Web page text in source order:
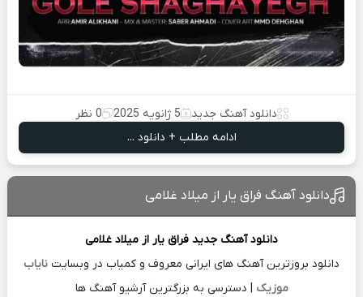
دانلود آهنگ جدید 5 ژانویه 2025
0 نظر
ادامه مطلب + دانلود ...
دانلود آهنگ فراق یار از میلاد غلامی
دانلود آهنگ جدید فراق یار از میلاد غلامی
دانلود بروزترین آهنگ های ایرانی معروف و کمیاب در وبسایت نایاب
موزیک | دسترسی به بزرگترین آرشیو آهنگ ها